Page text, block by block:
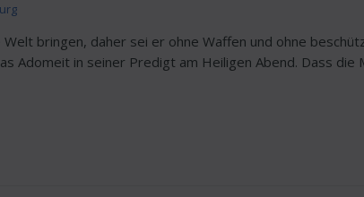
bringen, daher sei er ohne Waffen und ohne
Adomeit in seiner Predigt am Heiligen Abend. Dass die